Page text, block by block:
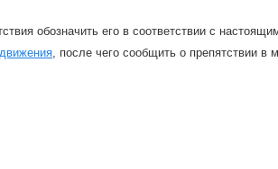
обозначить его в соответствии с
, после чего сообщить о препятствии